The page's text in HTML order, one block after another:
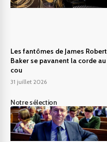
Les fantômes de James Robert
Baker se pavanent la corde au
cou
31 juillet 2026
Notre sélection